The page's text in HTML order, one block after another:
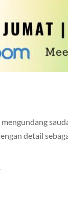
mengundang
detail